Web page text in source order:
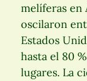
melíferas en
oscilaron
Estados
hasta el 80
lugares. La